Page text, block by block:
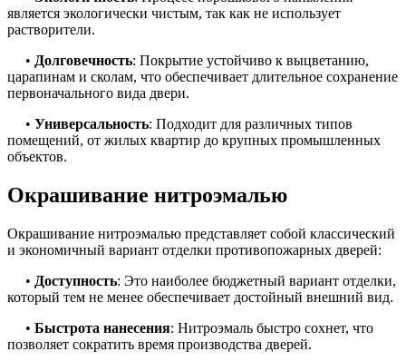
является экологически чистым, так как не использует
растворители.
• Долговечность: Покрытие устойчиво к выцветанию,
царапинам и сколам, что обеспечивает длительное сохранение
первоначального вида двери.
• Универсальность: Подходит для различных типов
помещений, от жилых квартир до крупных промышленных
объектов.
Окрашивание нитроэмалью
Окрашивание нитроэмалью представляет собой классический
и экономичный вариант отделки противопожарных дверей:
• Доступность: Это наиболее бюджетный вариант отделки,
который тем не менее обеспечивает достойный внешний вид.
• Быстрота нанесения: Нитроэмаль быстро сохнет, что
позволяет сократить время производства дверей.